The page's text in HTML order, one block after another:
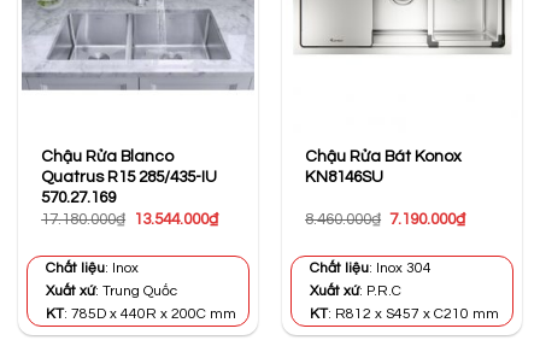
Chậu Rửa Blanco
Quatrus R15 285/435-IU
570.27.169
17.180.000₫
Giá
17.180.000₫.
13.544.000₫Giá
Chất liệu: Inox
Xuất xứ: Trung Quốc
KT: 785D x 440R x 200C mm
Chậu Rửa Bát Konox
KN8146SU
8.460.000₫ Giá
8.460.000₫.
7.190.000₫Giá
Chất liệu: Inox 304
Xuất xứ: P.R.C
KT: R812 x S457 x C210 mm